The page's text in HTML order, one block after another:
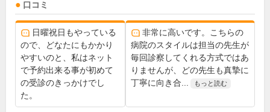
口コミ
日曜祝日もやっている
ので、どなたにもかかり
やすいのと、私はネット
で予約出来る事が初めて
の受診のきっかけでし
た。
非常に高いです。こちらの
病院のスタイルは担当の先生が
毎回診察してくれる方式ではあ
りませんが、どの先生も真摯に
丁寧に向き合...
もっと読む